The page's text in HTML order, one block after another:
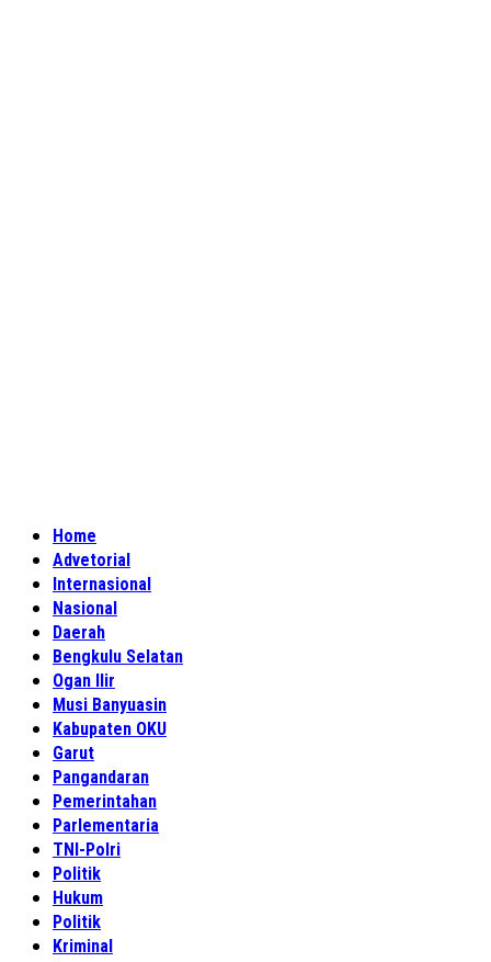
Home
Advetorial
Internasional
Nasional
Daerah
Bengkulu Selatan
Ogan Ilir
Musi Banyuasin
Kabupaten OKU
Garut
Pangandaran
Pemerintahan
Parlementaria
TNI-Polri
Politik
Hukum
Politik
Kriminal